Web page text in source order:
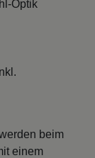
Optik
beim
einem